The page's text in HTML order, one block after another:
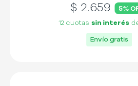
$ 2.659 5%
12 cuotas sin interés
Envío gratis